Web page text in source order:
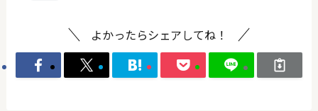
よかったらシェアしてね！